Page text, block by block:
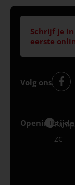
Schrijf je
eerste
Volg ons
Best
ZC